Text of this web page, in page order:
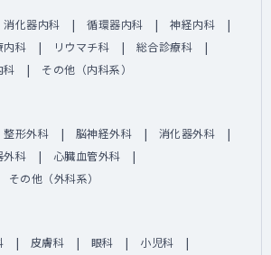
消化器内科 循環器内科
神経内科
内科 リウマチ科
総合診療科
科 その他（内科系）
整形外科 脳神経外科
消化器外科
外科
心臓血管外科
その他（外科系）
皮膚科 眼科
小児科